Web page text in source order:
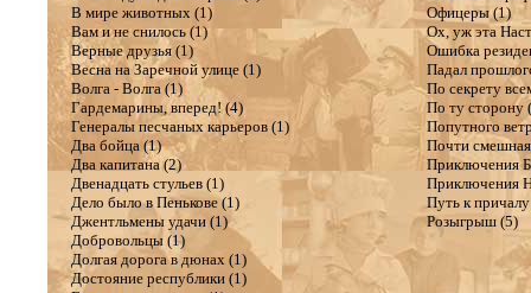
В мире животных (1)
Вам и не снилось (1)
Верные друзья (1)
Весна на Заречной улице (1)
Волга - Волга (1)
Гардемарины, вперед! (4)
Генералы песчаных карьеров (1)
Два бойца (1)
Два капитана (2)
Двенадцать стульев (1)
Дело было в Пенькове (1)
Джентльмены удачи (1)
Добровольцы (1)
Долгая дорога в дюнах (1)
Достояние республики (1)
Офицеры (1)
Ох, уж эта
Ошибка
Падал
По секрету
По ту сторону
Попутного
Почти
Приключения
Приключения
Путь к
Розыгрыш (5)